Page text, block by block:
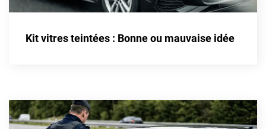
Chevrolet
Chrysler
Dacia
Kit vitres teintées : Bonne ou mauvaise idée